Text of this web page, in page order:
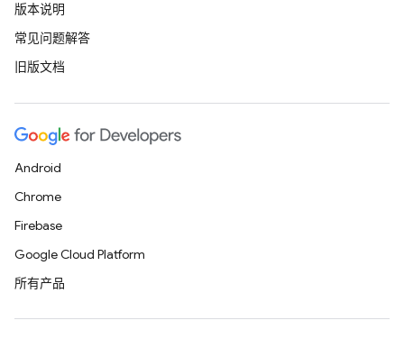
版本说明
常见问题解答
旧版文档
Android
Chrome
Firebase
Google Cloud Platform
所有产品